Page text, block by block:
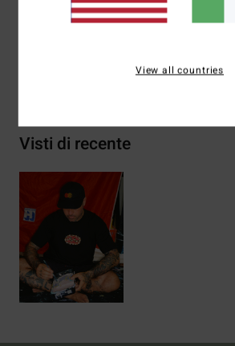
Composizione[Tessuto principale]
Spedizioni e Resi
Visti di recente
View all countries